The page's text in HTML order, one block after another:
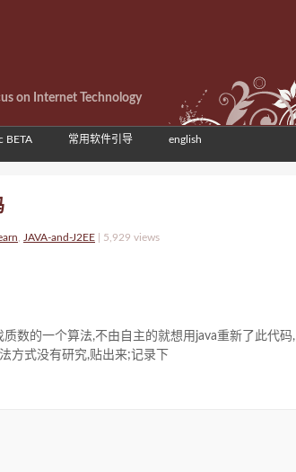
on Internet Technology
BETA 常用软件引导 english
JAVA-and-J2EE 5,929 views
数的一个算法,不由自主的就想用java重新了此代码,
方式没有研究,贴出来;记录下